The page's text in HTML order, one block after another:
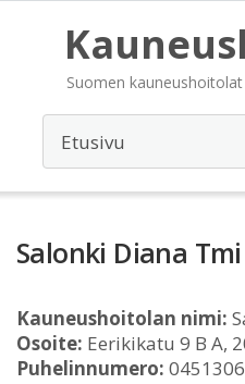
Suomen
Salonki Diana Tmi
Kauneushoitolan nimi:
Osoite: Eerikikatu 9 B A,
Puhelinnumero: